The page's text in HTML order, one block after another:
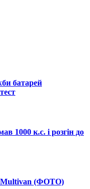
батарей
1000 к.с. і розгін до
Multivan (ФОТО)